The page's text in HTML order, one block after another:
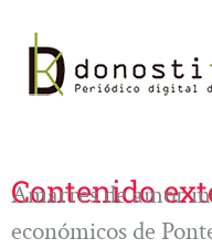
contenido
Contenido
Amarres de amor
económicos de